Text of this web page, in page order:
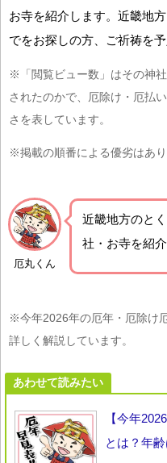
お寺を紹介します。近畿地
でをお探しの方、ご祈祷を
※「閲覧ビュー数」はその神
されたのかで、厄除け・厄払
さを表しています。
※掲載の順番による優劣はあり
厄丸くん
近畿地方のと
社・お寺を紹介
※今年2026年の厄年・厄除け
詳しく解説しています。
あわせて読みたい
【今年
とは？年